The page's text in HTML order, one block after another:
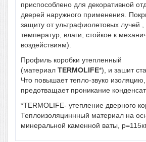
приспособлено для декоративной
дверей наружного применения.
защиту от ультрафиолетовых лучей
температур, влаги, стойкое к
воздействиям).
Профиль коробки утепленный
(материал TERMOLIFE*), и зашит
Что повышает тепло-звуко
предотващает проникание
*TERMOLIFE- утепление дверного
Теплоизоляциннный материал на
минеральной каменной ваты,